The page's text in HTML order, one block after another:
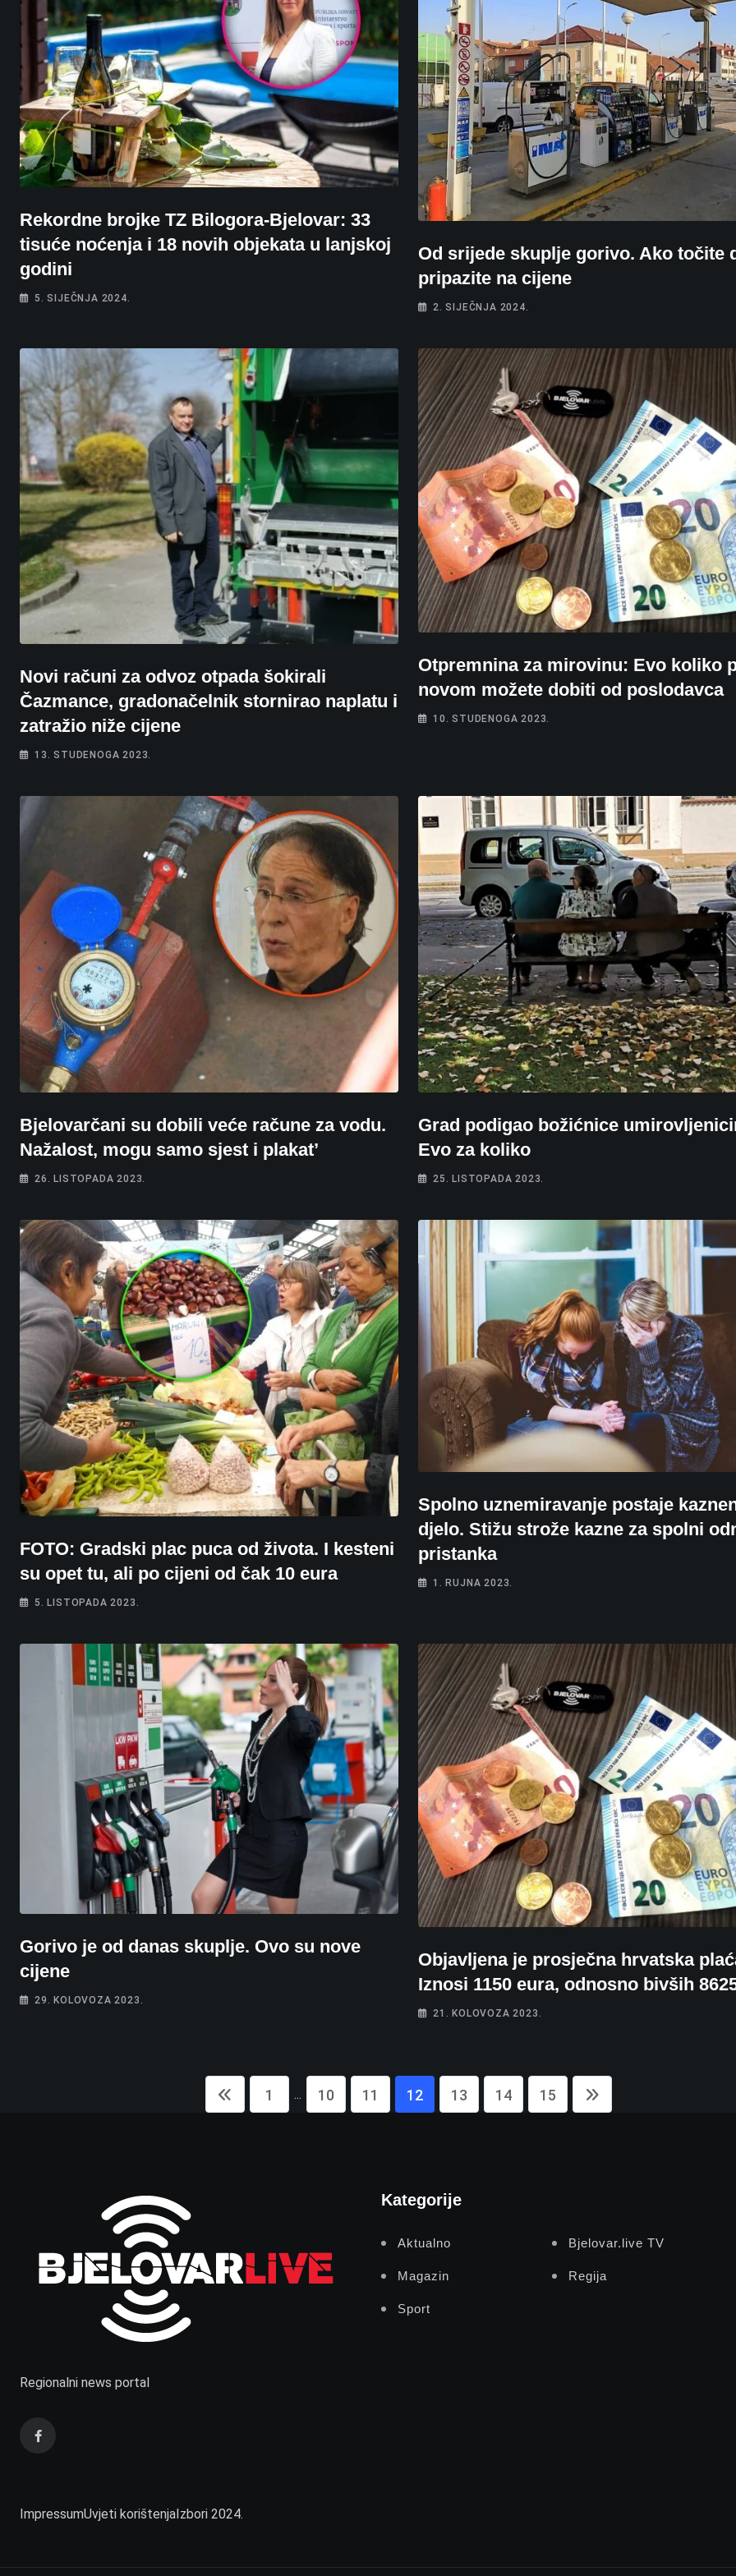
Rekordne brojke TZ Bilogora-Bjelovar: 33
tisuće noćenja i 18 novih objekata u lanjskoj
godini
5. SIJEČNJA 2024.
Od srijede skuplje gorivo. Ako točite
pripazite na cijene
2. SIJEČNJA 2024.
Novi računi za odvoz otpada šokirali
Čazmance, gradonačelnik stornirao naplatu i
zatražio niže cijene
13. STUDENOGA 2023.
Otpremnina za mirovinu: Evo koliko
novom možete dobiti od poslodavca
10. STUDENOGA 2023.
Bjelovarčani su dobili veće račune za vodu.
Nažalost, mogu samo sjest i plakat’
26. LISTOPADA 2023.
Grad podigao božićnice
Evo za koliko
25. LISTOPADA 2023.
FOTO: Gradski plac puca od života. I kesteni
su opet tu, ali po cijeni od čak 10 eura
5. LISTOPADA 2023.
Spolno uznemiravanje postaje
djelo. Stižu strože kazne za spolni
pristanka
1. RUJNA 2023.
Gorivo je od danas skuplje. Ovo su nove
cijene
29. KOLOVOZA 2023.
Objavljena je prosječna hrvatska
Iznosi 1150 eura, odnosno bivših
21. KOLOVOZA 2023.
1 ... 10 11 12 13 14 15
Regionalni news portal
ImpressumUvjeti korištenja Izbori 2024.
Kategorije
Aktualno Bjelovar.live TV
Magazin Regija
Sport